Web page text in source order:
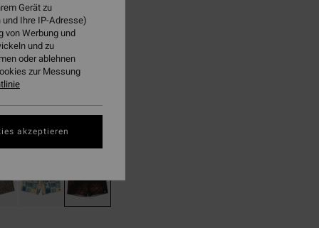
47%
RABATT EXTRA 25%
Gerät zu
Ihre IP-Adresse)
von Werbung und
und zu
oder ablehnen
zur Messung
akzeptieren